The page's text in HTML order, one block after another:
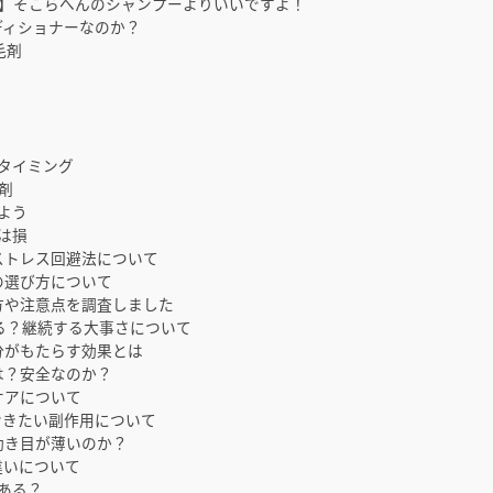
ショナーなのか？
剤
イミング
う
損
レス回避法について
び方について
注意点を調査しました
継続する大事さについて
もたらす効果とは
安全なのか？
について
たい副作用について
目が薄いのか？
について